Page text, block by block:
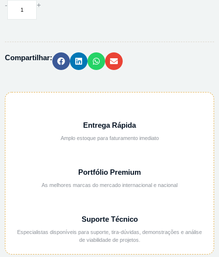
-
REFRATOMETRO
PALL-
+
Compartilhar:
Entrega Rápida
Amplo estoque para faturamento imediato
Portfólio Premium
As melhores marcas do mercado internacional e nacional
Suporte Técnico
Especialistas disponíveis para suporte, tira-dúvidas, demonstrações e análise
de viabilidade de projetos.